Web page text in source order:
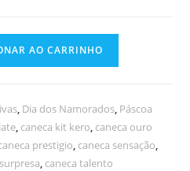
AO CARRINHO
, Dia dos Namorados, Páscoa
, caneca kit kero, caneca ouro
prestigio, caneca sensação,
, caneca talento